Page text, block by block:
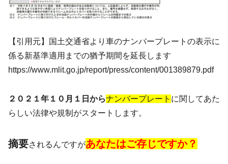
【引用元】国土交通省より車のナンバープレートの表示に
係る新基準適用までの猶予期間を延長します
https://www.mlit.go.jp/report/press/content/001389879.pdf
２０２１年１０月１日からナンバープレート に関してあた
らしい法律や規制がスタートします。
摘要されるんですがあなたはご存じですか？